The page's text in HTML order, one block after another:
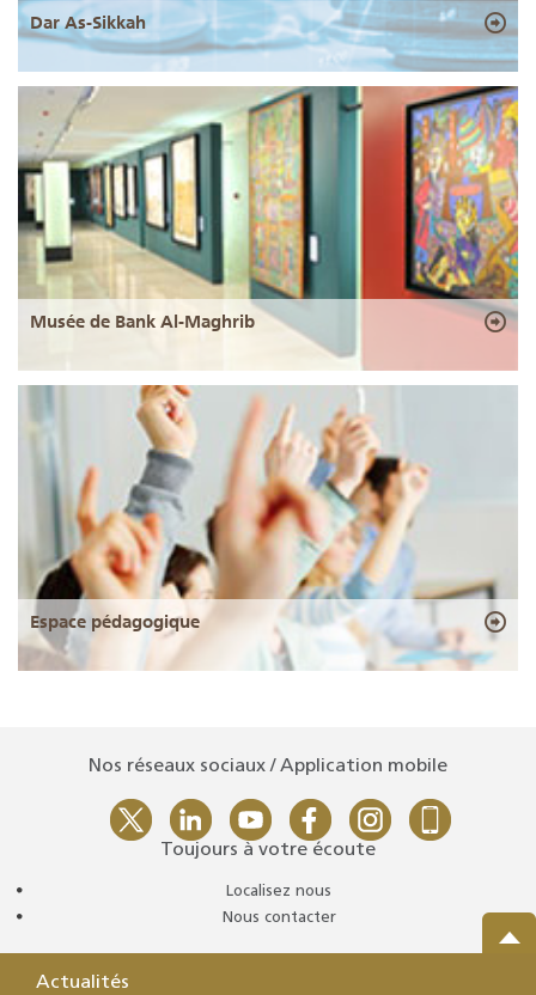
Dar As-Sikkah
Musée de Bank Al-Maghrib
Espace pédagogique
Nos réseaux sociaux / Application mobile
Toujours à votre écoute
Localisez nous
Nous contacter
Actualités